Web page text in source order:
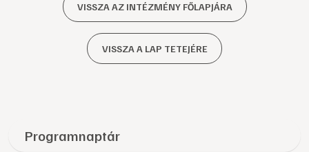
VISSZA AZ INTÉZMÉNY FŐLAPJÁRA
VISSZA A LAP TETEJÉRE
Programnaptár